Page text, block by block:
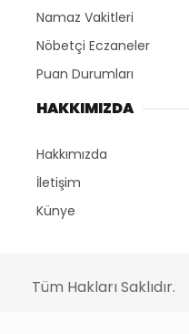
Namaz Vakitleri
Nöbetçi Eczaneler
Puan Durumları
HAKKIMIZDA
Hakkımızda
İletişim
Künye
Tüm Hakları Saklıdır.